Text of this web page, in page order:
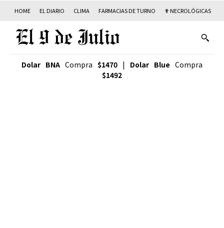
HOME EL DIARIO CLIMA FARMACIAS DE TURNO ✟ NECROLÓGICAS
Dolar BNA Compra $1470 | Dolar Blue Compra
$1492